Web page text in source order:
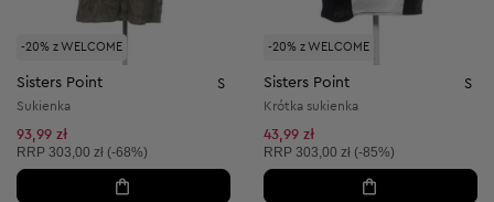
-20% z WELCOME
Sisters Point S
Sukienka
93,99 zł
Cena sugerowana:
RRP 303,00 zł (-68%)
-20% z WELCOME
Sisters Point S
Krótka sukienka
43,99 zł
Cena sugerowana:
RRP 303,00 zł (-85%)